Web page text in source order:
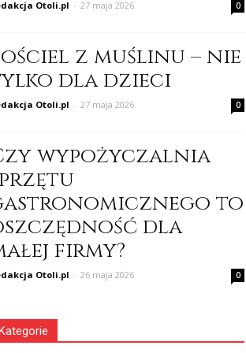
Otoli.pl - 27 maja 2026 0
z muślinu – nie
dla dzieci
Otoli.pl - 27 maja 2026 0
wypożyczalnia
to
dla
firmy?
Otoli.pl - 26 maja 2026 0